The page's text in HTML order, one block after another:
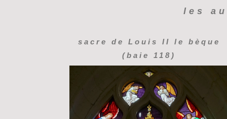
les
sacre de Louis II le bèque
(baie 118)